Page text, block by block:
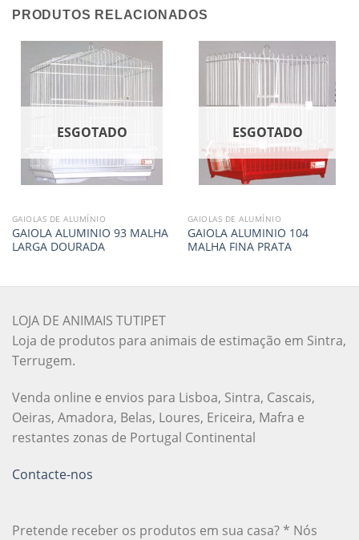
PRODUTOS RELACIONADOS
ESGOTADO
GAIOLAS DE ALUMÍNIO
GAIOLA ALUMINIO 93 MALHA
LARGA DOURADA
ESGOTADO
GAIOLAS DE ALUMÍNIO
GAIOLA ALUMINIO 104
MALHA FINA PRATA
LOJA DE ANIMAIS TUTIPET
Loja de produtos para animais de estimação em Sintra,
Terrugem.
Venda online e envios para Lisboa, Sintra, Cascais,
Oeiras, Amadora, Belas, Loures, Ericeira, Mafra e
restantes zonas de Portugal Continental
Contacte-nos
Pretende receber os produtos em sua casa? * Nós